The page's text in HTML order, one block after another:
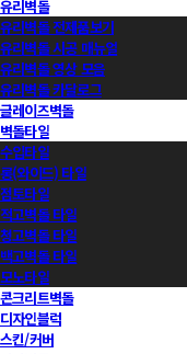
유리벽돌
유리벽돌 전제품보기
유리벽돌 시공 매뉴얼
유리벽돌 영상 모음
유리벽돌 카달로그
글레이즈벽돌
벽돌타일
수입타일
롱(와이드) 타일
점토타일
적고벽돌 타일
청고벽돌 타일
백고벽돌 타일
모노타일
콘크리트벽돌
디자인블럭
스킨/커버